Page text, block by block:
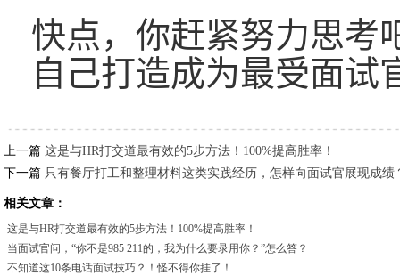
快点，你赶紧努力思考
自己打造成为最受面试
上一篇 这是与HR打交道最有效的5步方法！100%提高胜率！
下一篇 只有餐厅打工和整理材料这类实践经历，怎样向面试官展现成绩
相关文章：
这是与HR打交道最有效的5步方法！100%提高胜率！
当面试官问，“你不是985 211的，我为什么要录用你？”怎么答？
不知道这10条电话面试技巧？！怪不得你挂了！